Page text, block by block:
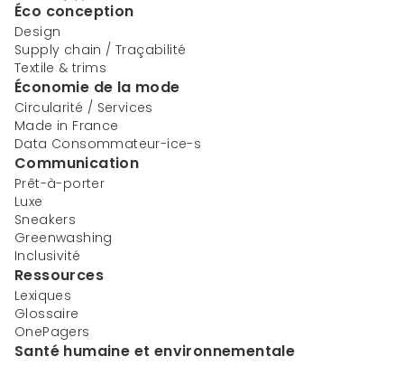
Éco conception
Design
Supply chain / Traçabilité
Textile & trims
Économie de la mode
Circularité / Services
Made in France
Data Consommateur-ice-s
Communication
Prêt-à-porter
Luxe
Sneakers
Greenwashing
Inclusivité
Ressources
Lexiques
Glossaire
OnePagers
Santé humaine et environnementale